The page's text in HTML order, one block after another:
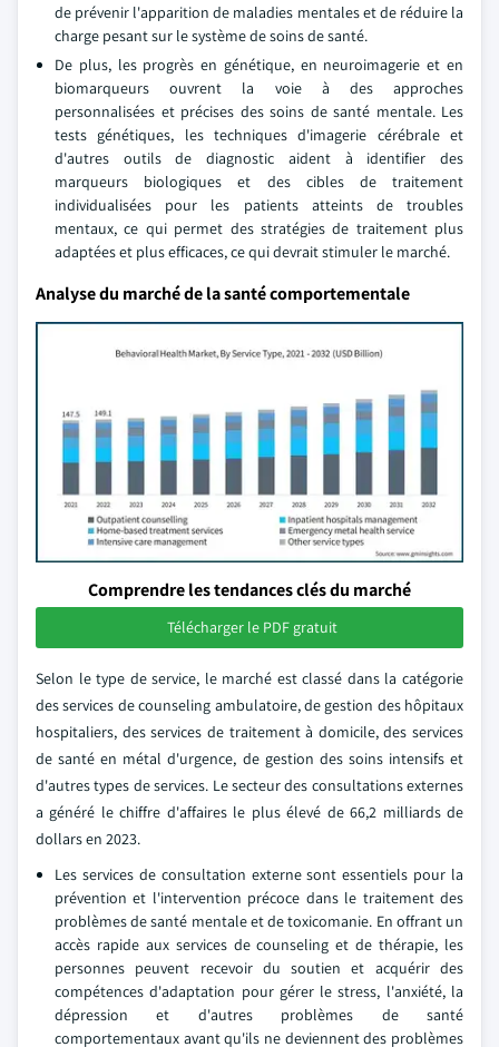
de prévenir l'apparition de maladies mentales et de réduire la
charge pesant sur le système de soins de santé.
De plus, les progrès en génétique, en neuroimagerie et en
biomarqueurs ouvrent la voie à des approches
personnalisées et précises des soins de santé mentale. Les
tests génétiques, les techniques d'imagerie cérébrale et
d'autres outils de diagnostic aident à identifier des
marqueurs biologiques et des cibles de traitement
individualisées pour les patients atteints de troubles
mentaux, ce qui permet des stratégies de traitement plus
adaptées et plus efficaces, ce qui devrait stimuler le marché.
Analyse du marché de la santé comportementale
Comprendre les tendances clés du marché
Télécharger le PDF gratuit
Selon le type de service, le marché est classé dans la catégorie
des services de counseling ambulatoire, de gestion des hôpitaux
hospitaliers, des services de traitement à domicile, des services
de santé en métal d'urgence, de gestion des soins intensifs et
d'autres types de services. Le secteur des consultations externes
a généré le chiffre d'affaires le plus élevé de 66,2 milliards de
dollars en 2023.
Les services de consultation externe sont essentiels pour la
prévention et l'intervention précoce dans le traitement des
problèmes de santé mentale et de toxicomanie. En offrant un
accès rapide aux services de counseling et de thérapie, les
personnes peuvent recevoir du soutien et acquérir des
compétences d'adaptation pour gérer le stress, l'anxiété, la
dépression et d'autres problèmes de santé
comportementaux avant qu'ils ne deviennent des problèmes